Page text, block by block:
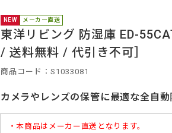
NEW メーカー直送
東洋リビング 防湿庫 ED-
/ 送料無料 / 代引き不可］
商品コード：S1033081
カメラやレンズの保管に最適な全自動
・本商品はメーカー直送となります。